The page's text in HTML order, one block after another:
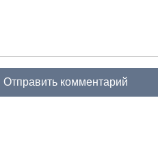
Отправить комментарий